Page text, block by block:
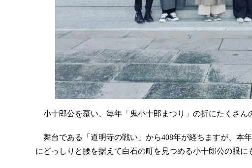
小十郎公を慕い、毎年「鬼小十郎まつり」の折にたくさん
舞台である「道明寺の戦い」から408年が経ちますが、本
にどっしりと腰を据えて白石の町を見つめる小十郎公の眼に